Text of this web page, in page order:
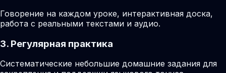
Говорение на каждом уроке, интерактивная доска,
работа с реальными текстами и аудио.
3. Регулярная практика
Систематические небольшие домашние задания для